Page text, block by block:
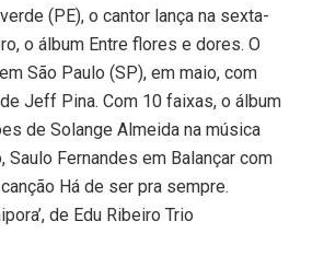
(PE), o cantor lança na sexta-
o álbum Entre flores e dores. O
São Paulo (SP), em maio, com
Jeff Pina. Com 10 faixas, o álbum
de Solange Almeida na música
Saulo Fernandes em Balançar com
Há de ser pra sempre.
de Edu Ribeiro Trio